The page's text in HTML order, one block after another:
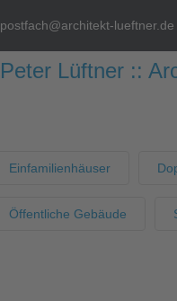
postfach@architekt-lueftner.de
Einfamilienhäuser
Öffentliche Gebäude